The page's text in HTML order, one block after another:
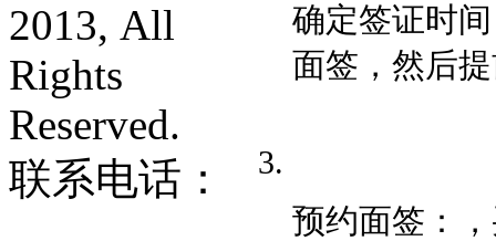
确定签证时
面签，然后
预约面签：
2013, All
Rights
Reserved.
联系电话：